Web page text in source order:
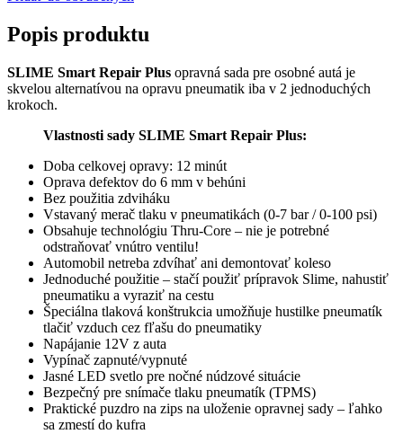
Popis produktu
SLIME Smart Repair Plus opravná sada pre osobné autá je
skvelou alternatívou na opravu pneumatik iba v 2 jednoduchých
krokoch.
Vlastnosti sady SLIME Smart Repair Plus:
Doba celkovej opravy: 12 minút
Oprava defektov do 6 mm v behúni
Bez použitia zdviháku
Vstavaný merač tlaku v pneumatikách (0-7 bar / 0-100 psi)
Obsahuje technológiu Thru-Core – nie je potrebné
odstraňovať vnútro ventilu!
Automobil netreba zdvíhať ani demontovať koleso
Jednoduché použitie – stačí použiť prípravok Slime, nahustiť
pneumatiku a vyraziť na cestu
Špeciálna tlaková konštrukcia umožňuje hustilke pneumatík
tlačiť vzduch cez fľašu do pneumatiky
Napájanie 12V z auta
Vypínač zapnuté/vypnuté
Jasné LED svetlo pre nočné núdzové situácie
Bezpečný pre snímače tlaku pneumatík (TPMS)
Praktické puzdro na zips na uloženie opravnej sady – ľahko
sa zmestí do kufra